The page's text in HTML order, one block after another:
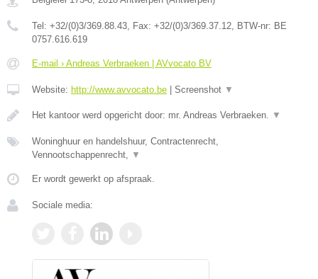
Tel: +32/(0)3/369.88.43, Fax: +32/(0)3/369.37.12, BTW-nr: BE
0757.616.619
E-mail › Andreas Verbraeken | AVvocato BV
Website: http://www.avvocato.be Screenshot ▼
Het kantoor werd opgericht door: mr. Andreas Verbraeken. ▼
Woninghuur en handelshuur, Contractenrecht,
Vennootschappenrecht, ▼
Er wordt gewerkt op afspraak.
Sociale media: